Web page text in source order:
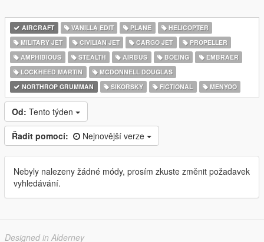
AIRCRAFT VANILLA EDIT PLANE
HELICOPTER
MILITARY JET
CIVILIAN JET CARGO JET
PROPELLER
AMPHIBIOUS
STEALTH AIRBUS BOEING
EMBRAER
LOCKHEED MARTIN
MCDONNELL DOUGLAS
NORTHROP GRUMMAN
SIKORSKY FICTIONAL MENYOO
Od: Tento týden
Řadit pomocí: Nejnovější verze
Nebyly nalezeny žádné módy, prosím zkuste změnit požadavek
vyhledávání.
Designed in Alderney